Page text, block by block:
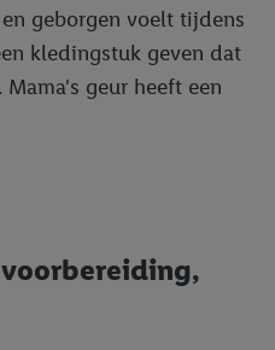
geborgen voelt tijdens
kledingstuk geven dat
geur heeft een
verschillende Lidl-
verschillende eindapparaten
gehashte e-mailadres en
met identifiers waarover
worden toegewezen.
je voor de optie dat er enkel
vergelijkbare technieken